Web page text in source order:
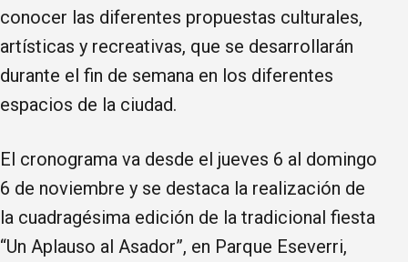
conocer las diferentes propuestas culturales,
artísticas y recreativas, que se desarrollarán
durante el fin de semana en los diferentes
espacios de la ciudad.
El cronograma va desde el jueves 6 al domingo
6 de noviembre y se destaca la realización de
la cuadragésima edición de la tradicional fiesta
“Un Aplauso al Asador”, en Parque Eseverri,